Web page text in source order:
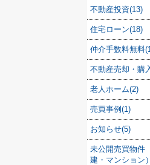
不動産投資(13)
住宅ローン(18)
仲介手数料無料
不動産売却・購
老人ホーム(2)
売買事例(1)
お知らせ(5)
未公開売買物件
建・マンション